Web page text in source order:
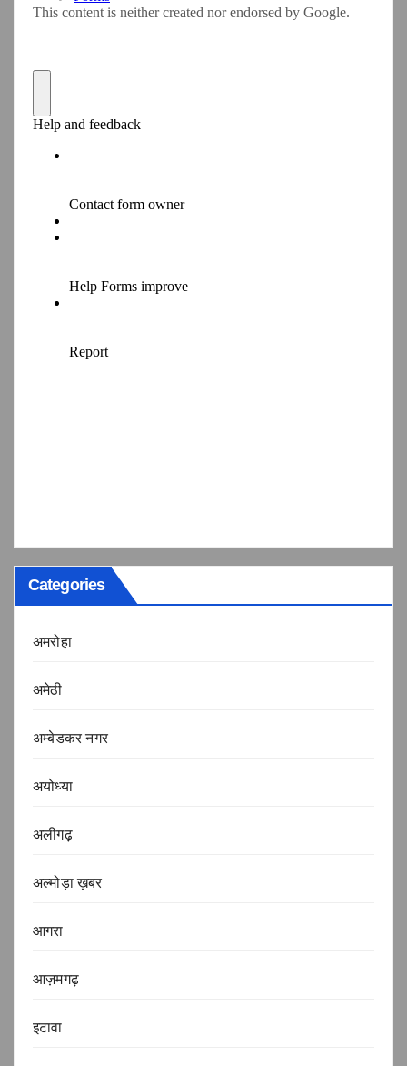
Categories
अमरोहा
अमेठी
अम्बेडकर नगर
अयोध्या
अलीगढ़
अल्मोड़ा ख़बर
आगरा
आज़मगढ़
इटावा